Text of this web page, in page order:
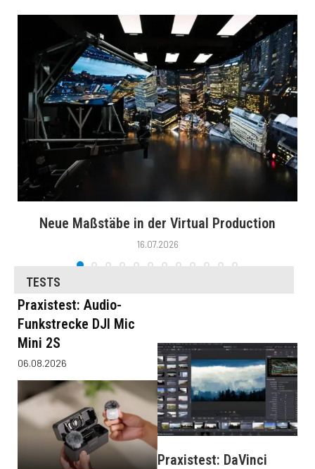
Neue Maßstäbe in der Virtual Production
16.07.2026
TESTS
Praxistest: Audio-
Funkstrecke DJI Mic
Mini 2S
06.08.2026
Praxistest: DaVinci